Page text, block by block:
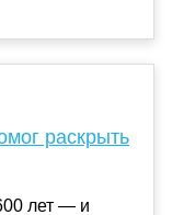
раскрыть
лет — и